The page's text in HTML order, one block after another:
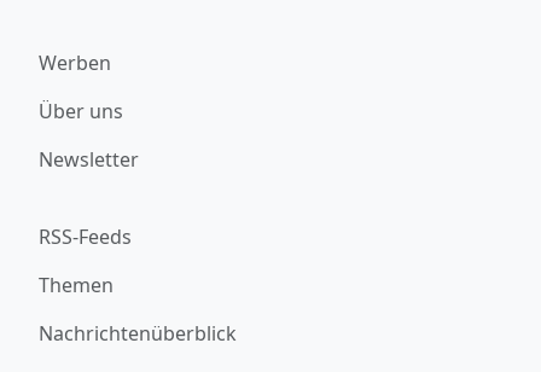
Werben
Über uns
Newsletter
RSS-Feeds
Themen
Nachrichtenüberblick